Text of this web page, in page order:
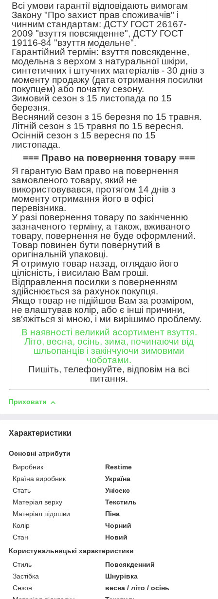
Всі умови гарантії відповідають вимогам
Закону "Про захист прав споживачів" і
чинним стандартам: ДСТУ ГОСТ 26167-
2009 "взуття повсякденне", ДСТУ ГОСТ
19116-84 "взуття модельне".
Гарантійний термін: взуття повсякденне,
модельна з верхом з натуральної шкіри,
синтетичних і штучних матеріалів - 30 днів з
моменту продажу (дата отримання посилки
покупцем) або початку сезону.
Зимовий сезон з 15 листопада по 15
березня.
Весняний сезон з 15 березня по 15 травня.
Літній сезон з 15 травня по 15 вересня.
Осінній сезон з 15 вересня по 15
листопада.
=== Право на повернення товару ===
Я гарантую Вам право на повернення
замовленого товару, який не
використовувався, протягом 14 днів з
моменту отримання його в офісі
перевізника.
У разі повернення товару по закінченню
зазначеного терміну, а також, вживаного
товару, повернення не буде оформлений.
Товар повинен бути повернутий в
оригінальній упаковці.
Я отримую товар назад, оглядаю його
цілісність, і висилаю Вам гроші.
Відправлення посилки з поверненням
здійснюється за рахунок покупця.
Якщо товар не підійшов Вам за розміром,
не влаштував колір, або є інші причини,
зв'яжіться зі мною, і ми вирішимо проблему.
В наявності великий асортимент взуття.
Літо, весна, осінь, зима, починаючи від
шльопанців і закінчуючи зимовими
чоботами.
Пишіть, телефонуйте, відповім на всі
питання.
Приховати
Характеристики
Основні атрибути
Виробник
Restime
Країна виробник
Україна
Стать
Унісекс
Матеріал верху
Текстиль
Матеріал підошви
Піна
Колір
Чорний
Стан
Новий
Користувальницькі характеристики
Стиль
Повсякденний
Застібка
Шнурівка
Сезон
весна / літо / осінь